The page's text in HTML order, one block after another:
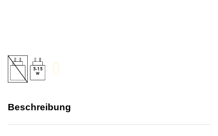
5-15
Beschreibung